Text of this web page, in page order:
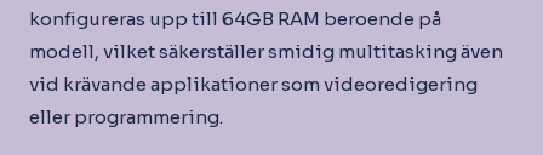
konfigureras upp till 64GB RAM beroende på
modell, vilket säkerställer smidig multitasking även
vid krävande applikationer som videoredigering
eller programmering.